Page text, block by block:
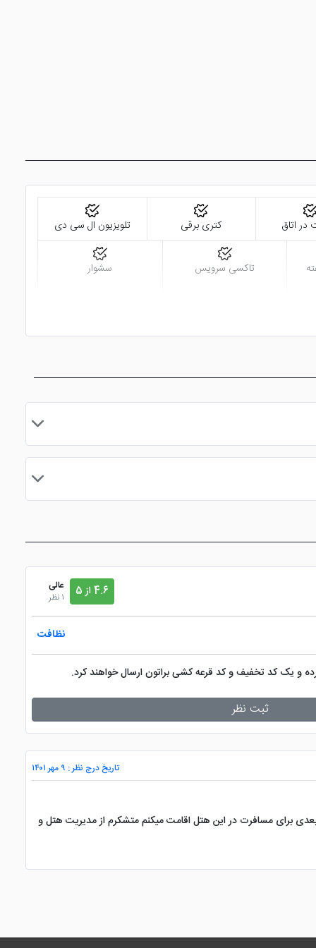
در اتاق کتری برقی تلویزیون ال سی دی
تاکسی سرویس سشوار
4.6 از 5
عالی
1 نظر
نظافت
و یک کد تخفیف و کد قرعه کشی براتون ارسال خواهند کرد.
ثبت نظر
تاریخ درج نظر : ۹ مهر ۱۴۰۱
بعدی برای مسافرت در این هتل اقامت میکنم متشکرم از مدیریت هتل و